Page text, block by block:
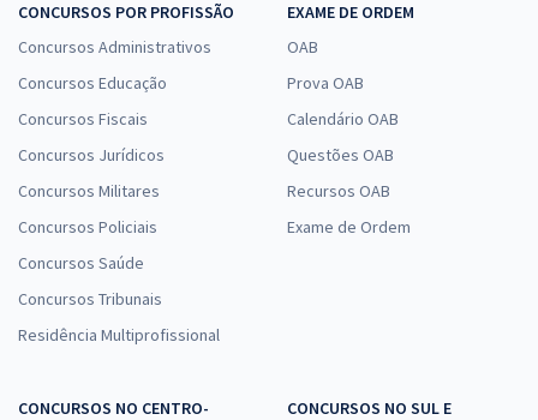
CONCURSOS POR PROFISSÃO
Concursos Administrativos
Concursos Educação
Concursos Fiscais
Concursos Jurídicos
Concursos Militares
Concursos Policiais
Concursos Saúde
Concursos Tribunais
Residência Multiprofissional
EXAME DE ORDEM
OAB
Prova OAB
Calendário OAB
Questões OAB
Recursos OAB
Exame de Ordem
CONCURSOS NO CENTRO-
CONCURSOS NO SUL E